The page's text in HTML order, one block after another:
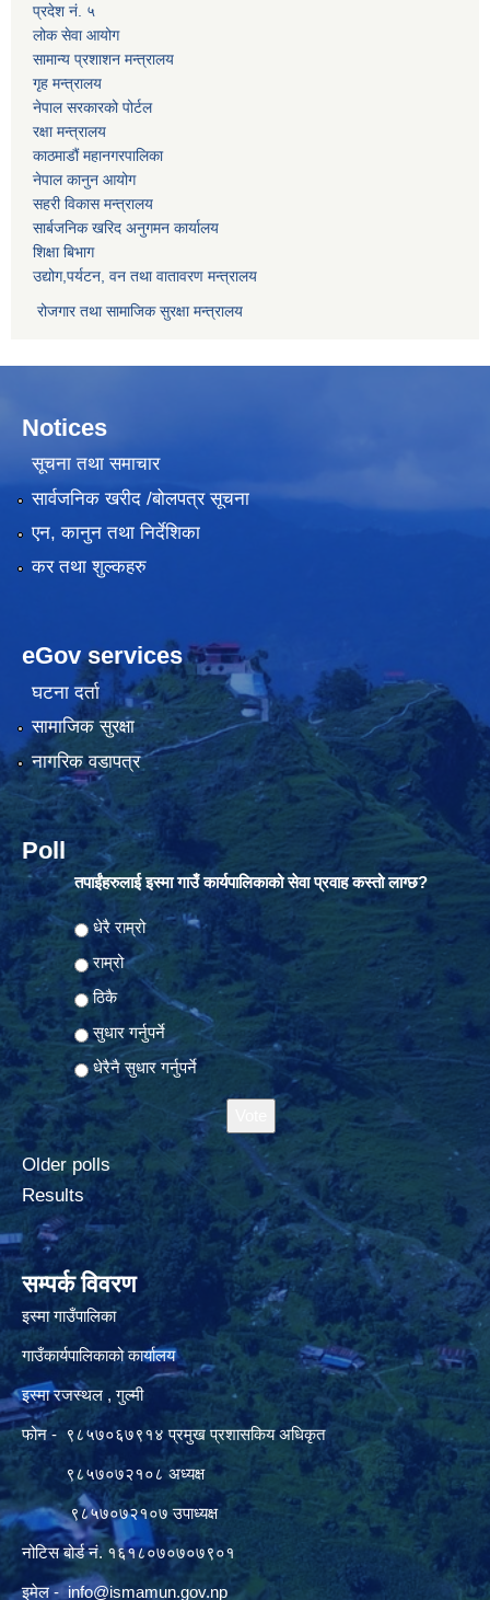
प्रदेश नं. ५
लोक सेवा आयोग
सामान्य प्रशाशन मन्त्रालय
गृह मन्त्रालय
नेपाल सरकारको पोर्टल
रक्षा मन्त्रालय
काठमाडौं महानगरपालिका
नेपाल कानुन आयोग
सहरी विकास मन्त्रालय
सार्बजनिक खरिद अनुगमन कार्यालय
शिक्षा बिभाग
उद्योग,पर्यटन, वन तथा वातावरण मन्त्रालय
रोजगार तथा सामाजिक सुरक्षा मन्त्रालय
Notices
सूचना तथा समाचार
सार्वजनिक खरीद /बोलपत्र सूचना
एन, कानुन तथा निर्देशिका
कर तथा शुल्कहरु
eGov services
घटना दर्ता
सामाजिक सुरक्षा
नागरिक वडापत्र
Poll
तपाईंहरुलाई इस्मा गाउँ कार्यपालिकाको सेवा प्रवाह कस्तो लाग्छ?
Choices
धेरै राम्रो
राम्रो
ठिकै
सुधार गर्नुपर्ने
धेरैनै सुधार गर्नुपर्ने
Older polls
Results
सम्पर्क विवरण
इस्मा गाउँपालिका
गाउँकार्यपालिकाको कार्यालय
इस्मा रजस्थल , गुल्मी
फोन - ९८५७०६७९१४ प्रमुख प्रशासकिय अधिकृत
९८५७०७२१०८ अध्यक्ष
९८५७०७२१०७ उपाध्यक्ष
नोटिस बोर्ड नं. १६१८०७०७०७९०१
इमेल - info@ismamun.gov.np